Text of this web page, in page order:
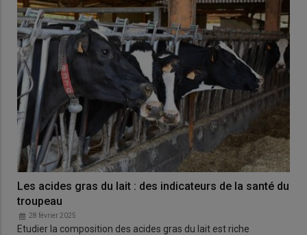
Les acides gras du lait : des indicateurs de la santé du
troupeau
28 février 2025
Etudier la composition des acides gras du lait est riche